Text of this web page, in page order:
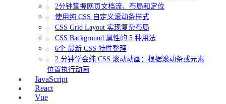
2分钟掌握网页文档流、布局和定位
使用纯 CSS 自定义滚动条样式
CSS Grid Layout 实现复杂布局
CSS Background 属性的 5 种用法
6个 最新 CSS 特性整理
2 分钟学会纯 CSS 滚动动画：根据滚动条或元素
位置执行动画
JavaScript
React
Vue